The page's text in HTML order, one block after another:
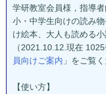
学研教室会員様，指導者
小・中学生向けの読み
け絵本、大人も読める
（2021.10.12.現在
員向けご案内 」をご覧く
【使い方】